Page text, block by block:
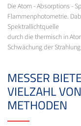
Die Atom - Absorptions -
Flammenphotometrie.
Spektrallichtquelle
durch die thermisch in
Schwächung der
MESSER
VIELZAHL
METHODEN